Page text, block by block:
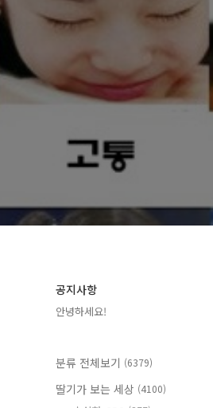
공지사항
안녕하세요!
분류 전체보기 (6379)
딸기가 보는 세상 (4100)